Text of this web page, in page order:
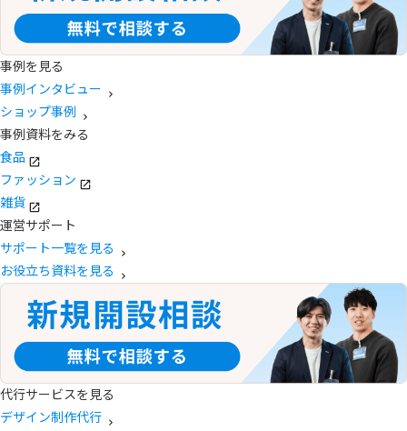
事例を見る
事例インタビュー
ショップ事例
事例資料をみる
食品
ファッション
雑貨
運営サポート
サポート一覧を見る
お役立ち資料を見る
代行サービスを見る
デザイン制作代行